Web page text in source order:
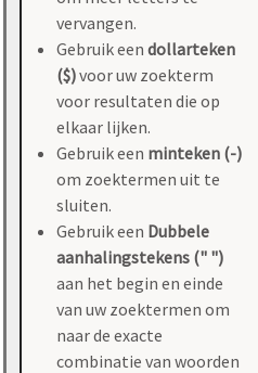
vervangen.
Gebruik een dollarteken
($)voor uw zoekterm
voor resultaten die op
elkaar lijken.
Gebruik een minteken (-)
om zoektermen uit te
sluiten.
Gebruik een Dubbele
aanhalingstekens (" ")
aan het begin en einde
van uw zoektermen om
naar de exacte
combinatie van woorden